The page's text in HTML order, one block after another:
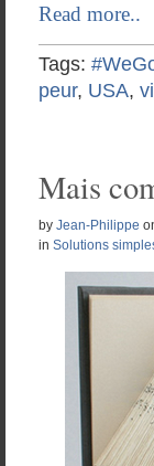
Read more..
Tags:
peur, USA,
Mais
by Jean-Philippe
in Solutions